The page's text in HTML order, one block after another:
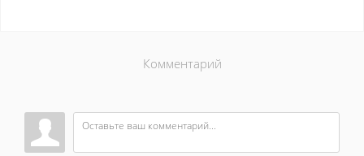
Комментарий